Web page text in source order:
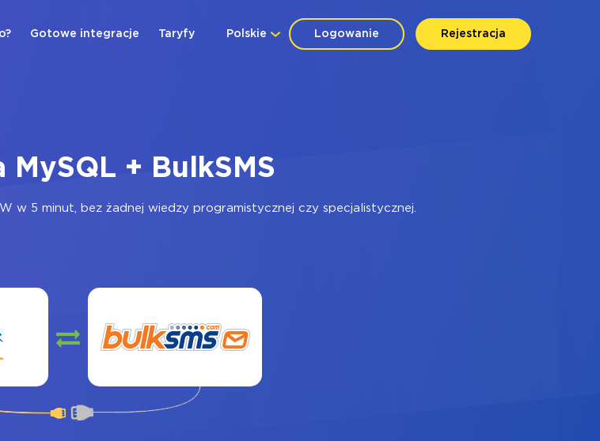
Logowanie Rejestracja
Polskie
Gotowe integracje Taryfy
MySQL + BulkSMS
w 5 minut, bez żadnej wiedzy programistycznej czy specjalistycznej.